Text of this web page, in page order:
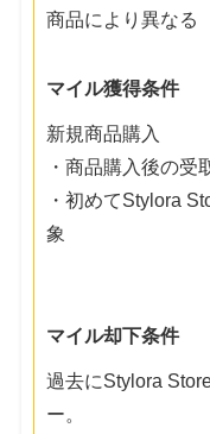
商品により異なる
マイル獲得条件
新規商品購入
・商品購入後の受
・初めてStylora
象
マイル却下条件
過去にStylora
ー。